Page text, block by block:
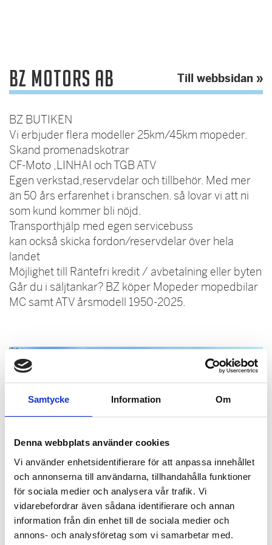
Samtycke Information Om
Denna webbplats använder cookies
Vi använder enhetsidentifierare för att anpassa innehållet
och annonserna till användarna, tillhandahålla funktioner
för sociala medier och analysera vår trafik. Vi
vidarebefordrar även sådana identifierare och annan
information från din enhet till de sociala medier och
annons- och analysföretag som vi samarbetar med.
BZ Motors AB Till webbsidan »
BZ BUTIKEN
Vi erbjuder flera modeller 25km/45km mopeder.
Skand promenadskotrar
CF-Moto ,LINHAI och TGB ATV
Egen verkstad,reservdelar och tillbehör. Med mer
än 50 års erfarenhet i branschen. så lovar vi att ni
som kund kommer bli nöjd.
Transporthjälp med egen servicebuss
kan också skicka fordon/reservdelar över hela
landet
Möjlighet till Räntefri kredit / avbetalning eller byten
Går du i säljtankar? BZ köper Mopeder mopedbilar
MC samt ATV årsmodell 1950-2025.